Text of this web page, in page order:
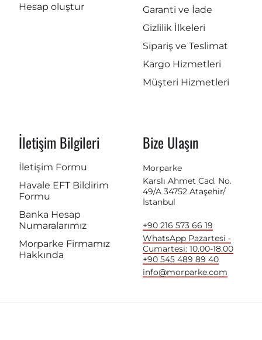
Hesap oluştur
Garanti ve İade
Gizlilik İlkeleri
Sipariş ve Teslimat
Kargo Hizmetleri
Müşteri Hizmetleri
İletişim Bilgileri
İletişim Formu
Havale EFT Bildirim
Formu
Banka Hesap
Numaralarımız
Morparke Firmamız
Hakkında
Bize Ulaşın
Morparke
Karslı Ahmet Cad. No.
49/A 34752 Ataşehir/
İstanbul
+90 216 573 66 19
WhatsApp Pazartesi -
Cumartesi: 10.00-18.00
+90 545 489 89 40
info@morparke.com